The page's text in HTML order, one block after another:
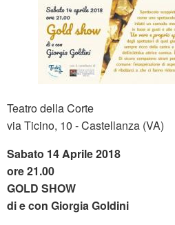
Teatro della Corte
via Ticino, 10 - Castellanza (VA)
Sabato 14 Aprile 2018
ore 21.00
GOLD SHOW
di e con Giorgia Goldini